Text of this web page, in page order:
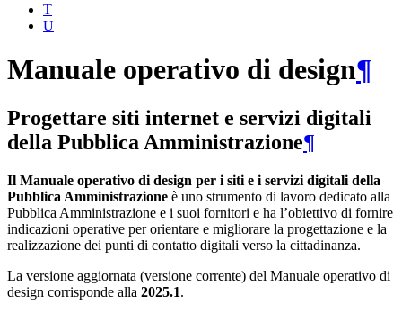
T
U
Manuale operativo di design¶
Progettare siti internet e servizi digitali
della Pubblica Amministrazione¶
Il Manuale operativo di design per i siti e i servizi digitali della
Pubblica Amministrazione è uno strumento di lavoro dedicato alla
Pubblica Amministrazione e i suoi fornitori e ha l’obiettivo di fornire
indicazioni operative per orientare e migliorare la progettazione e la
realizzazione dei punti di contatto digitali verso la cittadinanza.
La versione aggiornata (versione corrente) del Manuale operativo di
design corrisponde alla 2025.1.